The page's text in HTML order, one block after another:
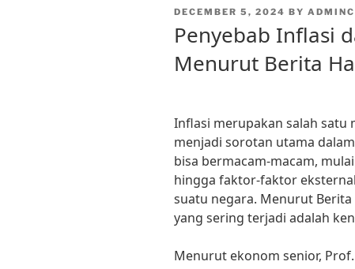
POSTED
DECEMBER 5, 2024 BY
Penyebab Inflasi
Menurut Berita
Inflasi merupakan salah satu
menjadi sorotan utama
bisa bermacam-macam,
hingga faktor-faktor
suatu negara. Menurut
yang sering terjadi adalah
Menurut ekonom senior,